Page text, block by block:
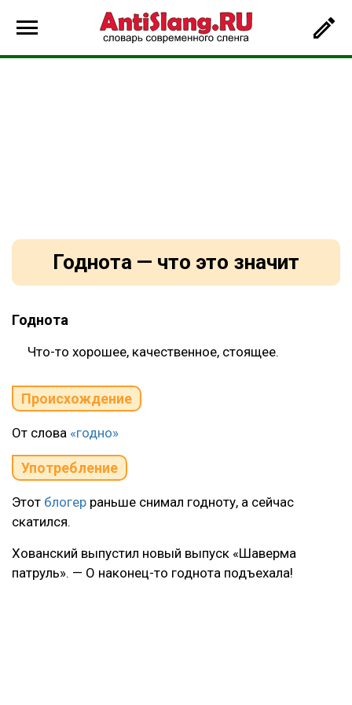
Годнота — что это значит
Годнота
Что-то хорошее, качественное, стоящее.
Происхождение
От слова «годно»
Употребление
Этот блогер раньше снимал годноту, а сейчас
скатился.
Хованский выпустил новый выпуск «Шаверма
патруль». — О наконец-то годнота подъехала!